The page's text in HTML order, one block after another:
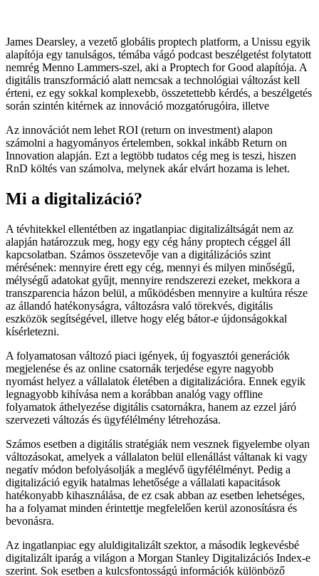
James Dearsley, a vezető globális proptech platform, a Unissu egyik
alapítója egy tanulságos, témába vágó podcast beszélgetést folytatott
nemrég Menno Lammers-szel, aki a Proptech for Good alapítója. A
digitális transzformáció alatt nemcsak a technológiai változást kell
érteni, ez egy sokkal komplexebb, összetettebb kérdés, a beszélgetés
során szintén kitérnek az innováció mozgatórugóira, illetve
Az innovációt nem lehet ROI (return on investment) alapon
számolni a hagyományos értelemben, sokkal inkább Return on
Innovation alapján. Ezt a legtöbb tudatos cég meg is teszi, hiszen
RnD költés van számolva, melynek akár elvárt hozama is lehet.
Mi a digitalizáció?
A tévhitekkel ellentétben az ingatlanpiac digitalizáltságát nem az
alapján határozzuk meg, hogy egy cég hány proptech céggel áll
kapcsolatban. Számos összetevője van a digitálizációs szint
mérésének: mennyire érett egy cég, mennyi és milyen minőségű,
mélységű adatokat gyűjt, mennyire rendszerezi ezeket, mekkora a
transzparencia házon belül, a működésben mennyire a kultúra része
az állandó hatékonyságra, változásra való törekvés, digitális
eszközök segítségével, illetve hogy elég bátor-e újdonságokkal
kísérletezni.
A folyamatosan változó piaci igények, új fogyasztói generációk
megjelenése és az online csatornák terjedése egyre nagyobb
nyomást helyez a vállalatok életében a digitalizációra. Ennek egyik
legnagyobb kihívása nem a korábban analóg vagy offline
folyamatok áthelyezése digitális csatornákra, hanem az ezzel járó
szervezeti változás és ügyfélélmény létrehozása.
Számos esetben a digitális stratégiák nem vesznek figyelembe olyan
változásokat, amelyek a vállalaton belül ellenállást váltanak ki vagy
negatív módon befolyásolják a meglévő ügyfélélményt. Pedig a
digitalizáció egyik hatalmas lehetősége a vállalati kapacitások
hatékonyabb kihasználása, de ez csak abban az esetben lehetséges,
ha a folyamat minden érintettje megfelelően kerül azonosításra és
bevonásra.
Az ingatlanpiac egy aluldigitalizált szektor, a második legkevésbé
digitalizált iparág a világon a Morgan Stanley Digitalizációs Index-e
szerint. Sok esetben a kulcsfontosságú információk különböző